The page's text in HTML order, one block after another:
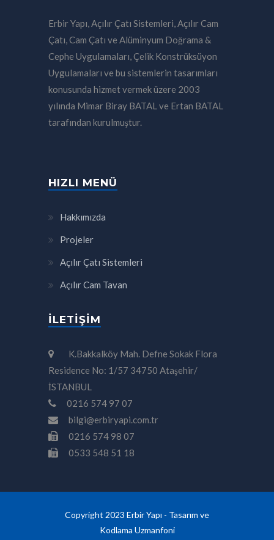
Erbir Yapı, Açılır Çatı Sistemleri, Açılır Cam
Çatı, Cam Çatı ve Alüminyum Doğrama &
Cephe Uygulamaları, Çelik Konstrüksüyon
Uygulamaları ve bu sistemlerin tasarımları
konusunda hizmet vermek üzere 2003
yılında Mimar Biray BATAL ve Ertan BATAL
tarafından kurulmuştur.
HIZLI MENÜ
Hakkımızda
Projeler
Açılır Çatı Sistemleri
Açılır Cam Tavan
İLETIŞIM
K.Bakkalköy Mah. Defne Sokak Flora
Residence No: 1/57 34750 Ataşehir/
İSTANBUL
0216 574 97 07
bilgi@erbiryapi.com.tr
0216 574 98 07
0533 548 51 18
Copyright 2023 Erbir Yapı - Tasarım ve
Kodlama Uzmanfoni